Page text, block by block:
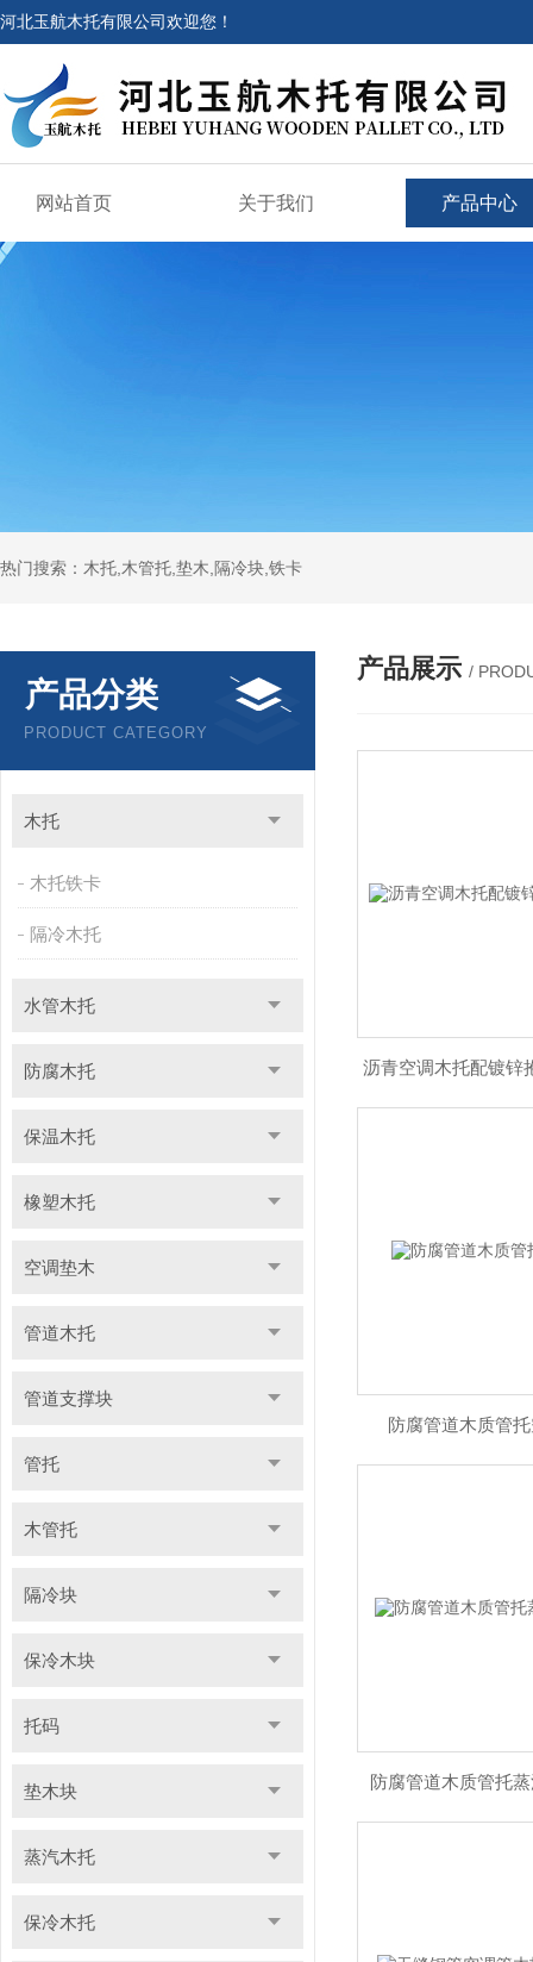
河北玉航木托有限公司欢迎您！
网站首页 关于我们 产品中心
热门搜索：木托,木管托,垫木,隔冷块,铁卡
产品分类
PRODUCT CATEGORY
木托
木托铁卡
隔冷木托
水管木托
防腐木托
保温木托
橡塑木托
空调垫木
管道木托
管道支撑块
管托
木管托
隔冷块
保冷木块
托码
垫木块
蒸汽木托
保冷木托
产品展示 /
沥青空调木托配镀锌
防腐管道木质管
防腐管道木质管托